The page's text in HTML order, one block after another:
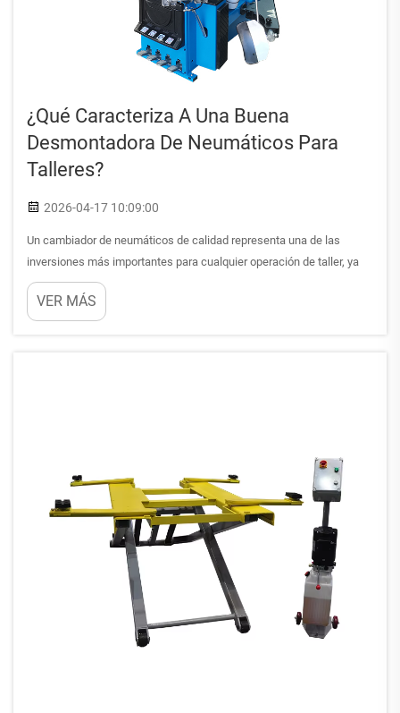
¿Qué Caracteriza A Una Buena
Desmontadora De Neumáticos Para
Talleres?
2026-04-17 10:09:00
Un cambiador de neumáticos de calidad representa una de las
inversiones más importantes para cualquier operación de taller, ya
que influye directamente en la eficiencia del servicio, la satisfacción
del cliente y la rentabilidad a largo plazo. El equipo de cambiador de
VER MÁS